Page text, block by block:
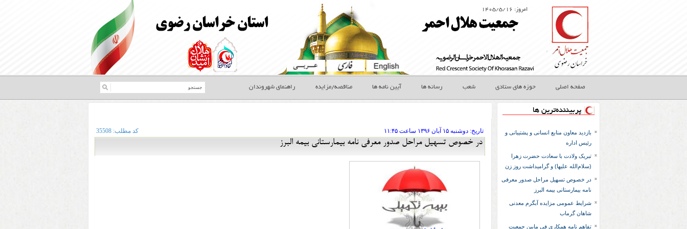
امروز: ۱۴۰۵/۵/۱۶
صفحه اصلی حوزه های ستادی شعب رسانه ها آیین نامه ها مناقصه/مزایده راهنمای شهروندان
پربیننده‌ترین ها
بازدید معاون منابع انسانی و پشتیبانی و
رئیس اداره
تبریک ولادت با سعادت حضرت زهرا
(سلام‌الله علیها) و گرامیداشت روز زن
در خصوص تسهیل مراحل صدور معرفی
نامه بیمارستانی بیمه البرز
شرایط عمومی مزایده آبگرم معدنی
شاهان گرماب
تفاهم نامه همكاري في مابين جمعيت
تاريخ: ۱۳۹۶ دوشنبه ۱۵ آبان ساعت ۱۱:۴۵ کد مطلب: 35508
در خصوص تسهیل مراحل صدور معرفی نامه بیمارستانی بیمه البرز